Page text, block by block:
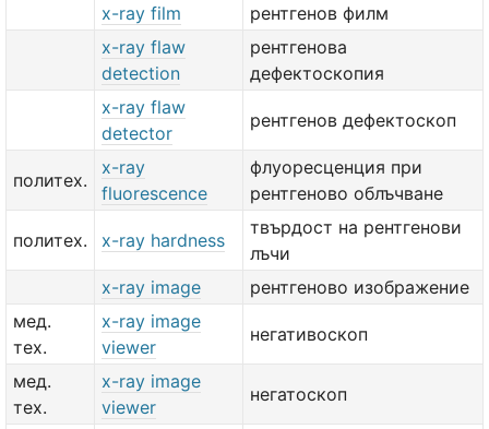
x-ray film
рентгенов филм
x-ray flaw
detection
рентгенова
дефектоскопия
x-ray flaw
detector
рентгенов дефектоскоп
политех.
x-ray
fluorescence
флуоресценция при
рентгеново облъчване
политех. x-ray hardness
твърдост на рентгенови
лъчи
x-ray image
рентгеново изображение
мед.
тех.
x-ray image
viewer
негативоскоп
мед.
тех.
x-ray image
viewer
негатоскоп